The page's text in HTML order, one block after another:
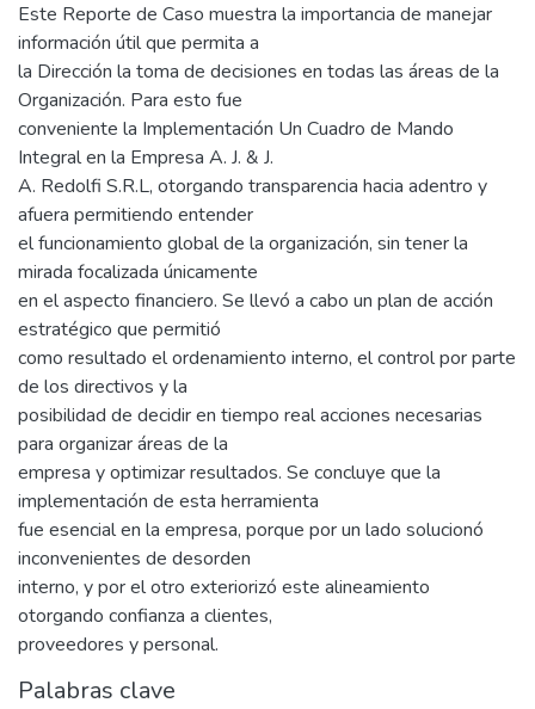
Este Reporte de Caso muestra la importancia de manejar
información útil que permita a
la Dirección la toma de decisiones en todas las áreas de la
Organización. Para esto fue
conveniente la Implementación Un Cuadro de Mando
Integral en la Empresa A. J. & J.
A. Redolfi S.R.L, otorgando transparencia hacia adentro y
afuera permitiendo entender
el funcionamiento global de la organización, sin tener la
mirada focalizada únicamente
en el aspecto financiero. Se llevó a cabo un plan de acción
estratégico que permitió
como resultado el ordenamiento interno, el control por parte
de los directivos y la
posibilidad de decidir en tiempo real acciones necesarias
para organizar áreas de la
empresa y optimizar resultados. Se concluye que la
implementación de esta herramienta
fue esencial en la empresa, porque por un lado solucionó
inconvenientes de desorden
interno, y por el otro exteriorizó este alineamiento
otorgando confianza a clientes,
proveedores y personal.
Palabras clave